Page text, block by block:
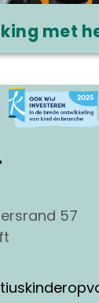
met
57